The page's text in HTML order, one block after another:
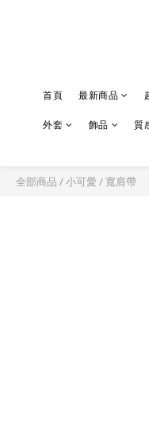
首頁 最新商品
外套 飾品 質
全部商品 /小可愛 /寬肩帶